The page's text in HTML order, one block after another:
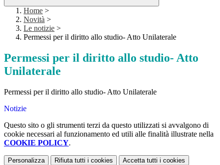
Home >
Novità >
Le notizie >
Permessi per il diritto allo studio- Atto Unilaterale
Permessi per il diritto allo studio- Atto
Unilaterale
Permessi per il diritto allo studio- Atto Unilaterale
Notizie
Questo sito o gli strumenti terzi da questo utilizzati si avvalgono di
cookie necessari al funzionamento ed utili alle finalità illustrate nella
COOKIE POLICY.
Personalizza Rifiuta tutti i cookies Accetta tutti i cookies